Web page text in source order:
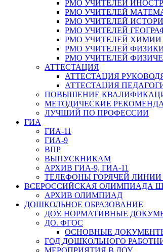
РМО УЧИТЕЛЕЙ
РМО УЧИТЕЛЕЙ
РМО УЧИТЕЛЕЙ
РМО УЧИТЕЛЕЙ
РМО УЧИТЕЛЕЙ ХИМИИ
РМО УЧИТЕЛЕЙ
РМО УЧИТЕЛЕЙ
АТТЕСТАЦИЯ
АТТЕСТАЦИЯ
АТТЕСТАЦИЯ
ПОВЫШЕНИЕ
МЕТОДИЧЕСКИЕ
ЛУЧШИЙ ПО ПРОФЕССИИ
ГИА
ГИА-11
ГИА-9
ВПР
ВЫПУСКНИКАМ
АРХИВ ГИА-9, ГИА-11
ТЕЛЕФОНЫ ГОРЯЧЕЙ ЛИНИИ
ВСЕРОССИЙСКАЯ ОЛИМПИАДА
АРХИВ ОЛИМПИАД
ДОШКОЛЬНОЕ ОБРАЗОВАНИЕ
ДОУ. НОРМАТИВНЫЕ
ДО. ФГОС
ОСНОВНЫЕ
ГОД ДОШКОЛЬНОГО
МЕРОПРИЯТИЯ В ДОУ